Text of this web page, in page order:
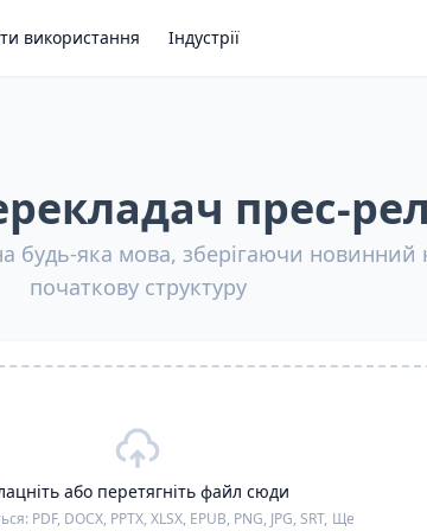
використання Індустрії
прес-
будь-яка мова, зберігаючи новинний
початкову структуру
або перетягніть файл сюди
PDF, DOCX, PPTX, XLSX, EPUB, PNG, JPG, SRT, Ще